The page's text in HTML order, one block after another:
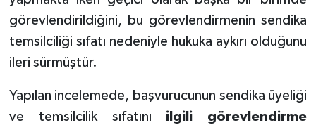
görevlendirildiğini, bu görevlendirmenin sendika
temsilciliği sıfatı nedeniyle hukuka aykırı olduğunu
ileri sürmüştür.
Yapılan incelemede, başvurucunun sendika üyeliği
ve temsilcilik sıfatını ilgili görevlendirme